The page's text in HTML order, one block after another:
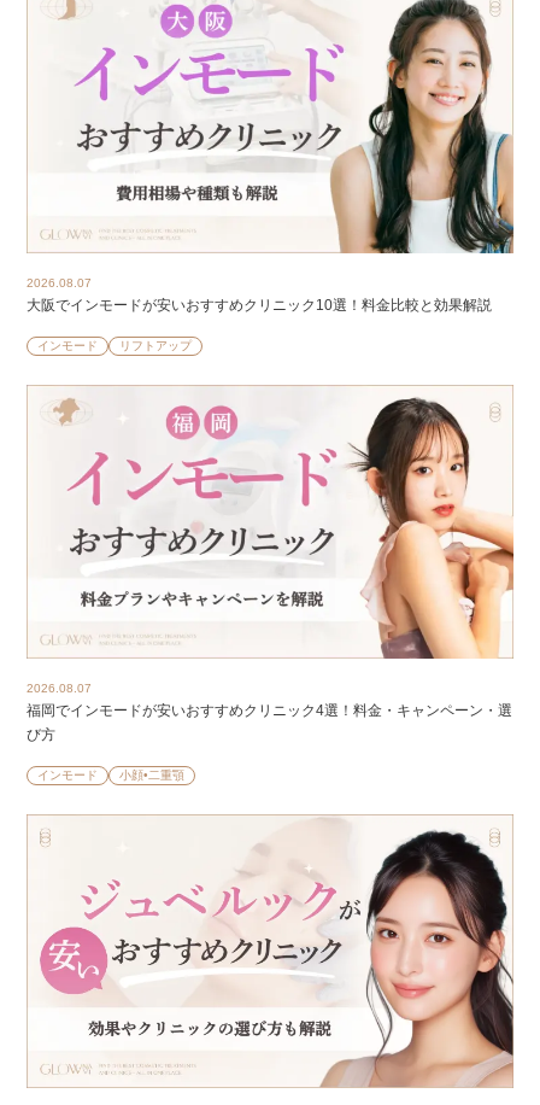
2026.08.07
大阪でインモードが安いおすすめクリニック10選！料金比較と効果解説
インモード リフトアップ
2026.08.07
福岡でインモードが安いおすすめクリニック4選！料金・キャンペーン・選
び方
インモード 小顔•二重顎